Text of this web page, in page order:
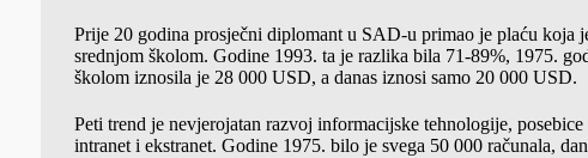
Prije 20 godina prosječni diplomant u SAD-u primao je plaću koja
srednjom školom. Godine 1993. ta je razlika bila 71-89%, 1975.
školom iznosila je 28 000 USD, a danas iznosi samo 20 000 USD.
Peti trend je nevjerojatan razvoj informacijske tehnologije,
intranet i ekstranet. Godine 1975. bilo je svega 50 000 računala,